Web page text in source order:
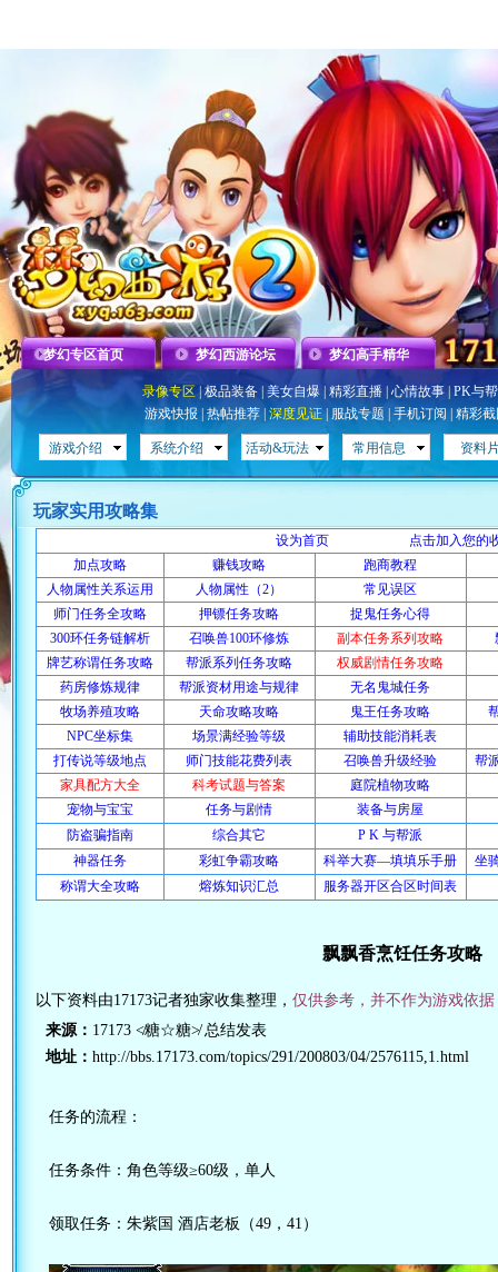
梦幻专区首页 梦幻西游论坛 梦幻高手精华
录像专区| 极品装备 美女自爆 精彩直播 心情故事 PK与
游戏快报
热帖推荐 深度见证 服战专题 手机订阅 精彩
游戏介绍 系统介绍 活动&玩法 常用信息 资料
玩家实用攻略集
设为首页
点击加入您的
加点攻略
赚钱攻略
跑商教程
人物属性关系运用
人物属性（2）
常见误区
师门任务全攻略
押镖任务攻略
捉鬼任务心得
300环任务链解析
召唤兽100环修炼 副本任务系列攻略
牌艺称谓任务攻略
帮派系列任务攻略
权威剧情任务攻略
药房修炼规律
帮派资材用途与规律
无名鬼城任务
牧场养殖攻略
天命攻略攻略 鬼王任务攻略
NPC坐标集
场景满经验等级
辅助技能消耗表
打传说等级地点
师门技能花费列表 召唤兽升级经验
帮
家具配方大全
科考试题与答案
庭院植物攻略
宠物与宝宝
任务与剧情
装备与房屋
防盗骗指南
综合其它
P K 与帮派
神器任务
彩虹争霸攻略 科举大赛—填填乐手册
坐
称谓大全攻略
熔炼知识汇总 服务器开区合区时间表
飘飘香烹饪任务攻略
以下资料由17173记者独家收集整理， 仅供参考，并不作为游戏依据
来源： 17173 ≮糖☆糖≯ 总结发表
地址： http://bbs.17173.com/topics/291/200803/04/2576115,1.html
任务的流程：
任务条件：角色等级≥60级，单人
领取任务：朱紫国 酒店老板（49，41）